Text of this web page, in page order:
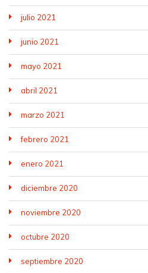
julio 2021
junio 2021
mayo 2021
abril 2021
marzo 2021
febrero 2021
enero 2021
diciembre 2020
noviembre 2020
octubre 2020
septiembre 2020